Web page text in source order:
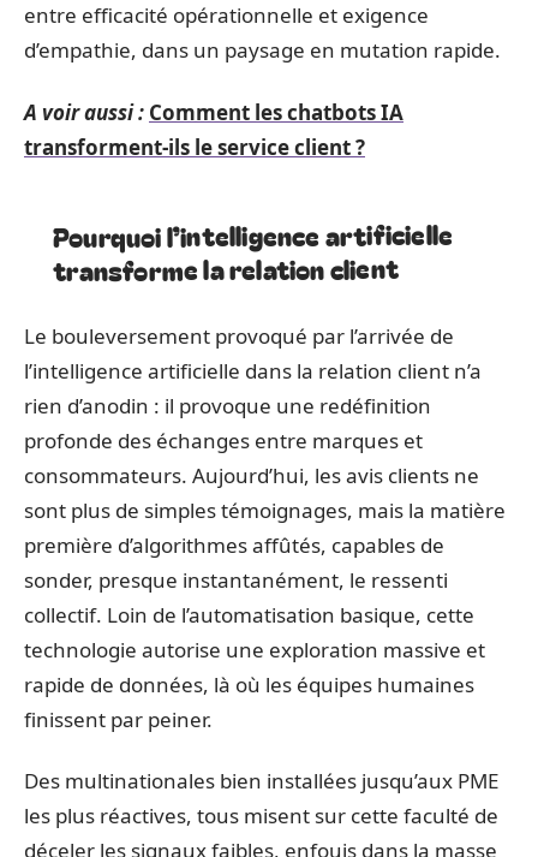
entre efficacité opérationnelle et exigence
d’empathie, dans un paysage en mutation rapide.
A voir aussi : Comment les chatbots IA
transforment-ils le service client ?
Pourquoi l’intelligence artificielle
transforme la relation client
Le bouleversement provoqué par l’arrivée de
l’intelligence artificielle dans la relation client n’a
rien d’anodin : il provoque une redéfinition
profonde des échanges entre marques et
consommateurs. Aujourd’hui, les avis clients ne
sont plus de simples témoignages, mais la matière
première d’algorithmes affûtés, capables de
sonder, presque instantanément, le ressenti
collectif. Loin de l’automatisation basique, cette
technologie autorise une exploration massive et
rapide de données, là où les équipes humaines
finissent par peiner.
Des multinationales bien installées jusqu’aux PME
les plus réactives, tous misent sur cette faculté de
déceler les signaux faibles, enfouis dans la masse